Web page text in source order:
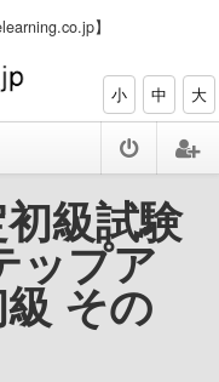
】
小 中 大
級試験
ップア
その